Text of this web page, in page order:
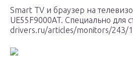
Smart TV и браузер на
UE55F9000AT. Специально для
drivers.ru/articles/monitors/243/